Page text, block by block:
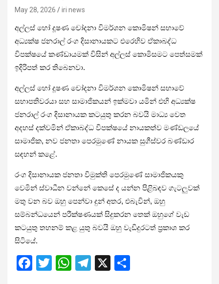
May 28, 2026 iri news
අල්ලස් හෝ දූෂණ චෝදනා විමර්ශන කොමිෂන් සභාවේ
අධ්‍යක්ෂ ජනරාල් රංග දිසානායකට එරෙහිව ඒකාබද්ධ
විපක්ෂයේ කණ්ඩායමක් විසින් අල්ලස් කොමිසමට පෙත්සමක්
ඉදිරිපත් කර තිබෙනවා.
අල්ලස් හෝ දූෂණ චෝදනා විමර්ශන කොමිෂන් සභාවේ
සභාපතිවරයා සහ සාමාජිකයන් ඉක්මවා යමින් එහි අධ්‍යක්ෂ
ජනරාල් රංග දිසානායක කටයුතු කරන බවයි මාධ්‍ය වෙත
අදහස් දක්වමින් ඒකාබද්ධ විපක්ෂයේ නායකත්ව මණ්ඩලයේ
සාමාජික, නව ජනතා පෙරමුණේ නායක සුගීස්වර බණ්ඩාර
සඳහන් කළේ.
රංග දිසානායක ජනතා විමුක්ති පෙරමුණේ සාමාජිකයකු
වෙමින් ස්වාධීන වන්නේ කෙසේ ද යන්න පිළිබඳව ගැටලුවක්
මතු වන බව ඔහු පෙන්වා දුන් අතර, එබැවින්, ඔහු
සම්බන්ධයෙන් පරීක්ෂණයක් සිදුකරන තෙක් ඔහුගේ වැඩ
කටයුතු තහනම් කළ යුතු බවයි ඔහු වැඩිදුරටත් ප්‍රකාශ කර
සිටිය‍ේ.
F
T
W T
X